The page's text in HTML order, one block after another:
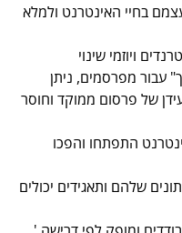
בחיי האינטרנט ולמלא
ויוזמי שינוי
מפרסמים, ניתן
של פרסום ממוקד וחוסר
התפתחו והפכו
שלהם ותאגידים יכולים